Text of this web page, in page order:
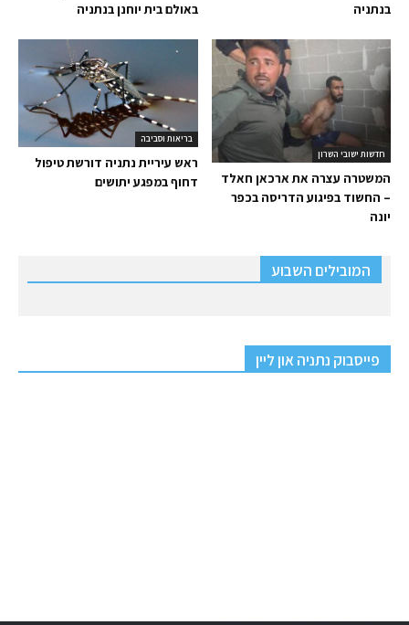
באולם בית יוחנן בנתניה
בנתניה
בריאות וסביבה
ראש עיריית נתניה דורשת טיפול
דחוף במפגע יתושים
חדשות ישובי השרון
המשטרה עצרה את ארכאן חאלד
– החשוד בפיגוע הדריסה בכפר
יונה
המובילים השבוע
פייסבוק נתניה און ליין